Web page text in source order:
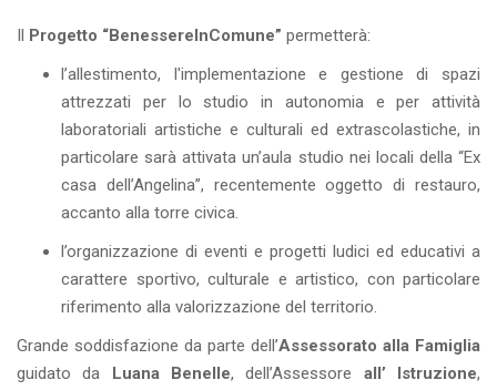
Progetto “BenessereInComune” permetterà:
l’allestimento, l'implementazione e gestione di spazi
attrezzati per lo studio in autonomia e per attività
laboratoriali artistiche e culturali ed extrascolastiche, in
particolare sarà attivata un’aula studio nei locali della “Ex
casa dell’Angelina”, recentemente oggetto di restauro,
accanto alla torre civica.
l’organizzazione di eventi e progetti ludici ed educativi a
carattere sportivo, culturale e artistico, con particolare
riferimento alla valorizzazione del territorio.
Grande soddisfazione da parte dell’Assessorato alla Famiglia
guidato da
Luana Benelle, dell’Assessore all’ Istruzione,